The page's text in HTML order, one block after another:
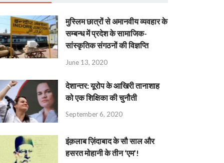
मुस्लिम छात्रों से अमानवीय व्यवहार के
सम्बन्ध में प्रदेश के सामाजिक-
सांस्कृतिक संगठनों की विज्ञप्ति
June 13, 2020
देशान्‍तर: यूरोप के आखिरी तानाशाह
को एक शिक्षिका की चुनौती
September 6, 2020
इंक़लाब ज़िंदाबाद के सौ साल और
हसरत मोहानी के तीन ‘एम’!